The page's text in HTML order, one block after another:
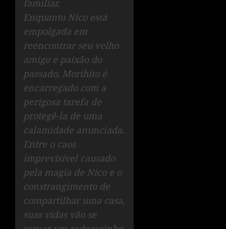
familiar.
Enquanto Nico está
empolgada em
reencontrar seu velho
amigo e paixão do
passado, Morihito é
encarregado com a
perigosa tarefa de
protegê-la de uma
calamidade anunciada.
Entre o caos
imprevisível causado
pela magia de Nico e o
constrangimento de
compartilhar uma casa,
suas vidas vão se